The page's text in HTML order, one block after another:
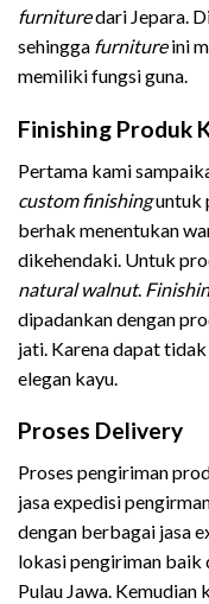
furnituredari Jepara.
sehingga furnitureini
memiliki fungsi guna.
Finishing Produk
Pertama kami
custom finishinguntuk
berhak menentukan
dikehendaki. Untuk
natural walnut.
dipadankan dengan
jati. Karena dapat
elegan kayu.
Proses Delivery
Proses pengiriman
jasa expedisi
dengan berbagai jasa
lokasi pengiriman baik
Pulau Jawa. Kemudian